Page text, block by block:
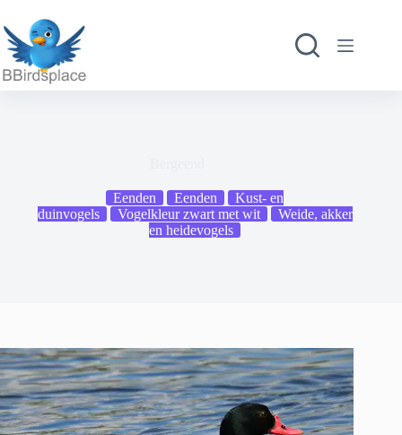
naar
de
inhoud
Eenden Eenden
Kust- en
duinvogels
Vogelkleur zwart met wit
Weide, akker
en heidevogels